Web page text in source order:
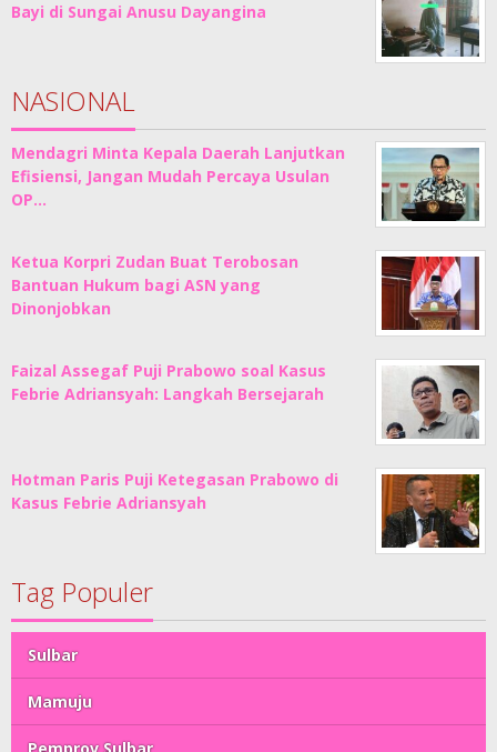
Bayi di Sungai Anusu Dayangina
NASIONAL
Mendagri Minta Kepala Daerah Lanjutkan
Efisiensi, Jangan Mudah Percaya Usulan
OP…
Ketua Korpri Zudan Buat Terobosan
Bantuan Hukum bagi ASN yang
Dinonjobkan
Faizal Assegaf Puji Prabowo soal Kasus
Febrie Adriansyah: Langkah Bersejarah
Hotman Paris Puji Ketegasan Prabowo di
Kasus Febrie Adriansyah
Tag Populer
Sulbar
Mamuju